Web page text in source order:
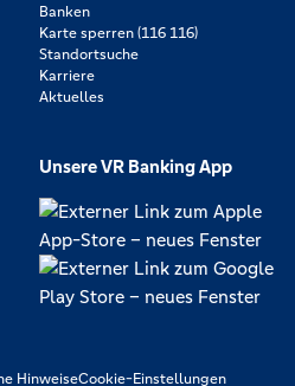
Banken
Karte sperren (116 116)
Standortsuche
Karriere
Aktuelles
Unsere VR Banking App
HinweiseCookie-Einstellungen